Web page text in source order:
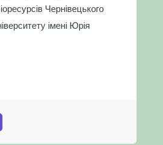
Чернівецького
імені Юрія